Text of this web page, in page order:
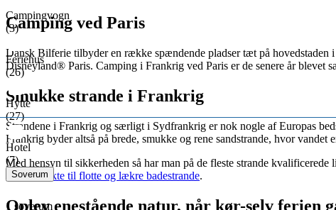
Camping ved Paris
Dansk Bilferie tilbyder en række spændende pladser tæt på hovedstaden
Disneyland® Paris. Camping i Frankrig ved Paris er de senere år blevet
Smukke strande i Frankrig
Strandene i Frankrig og særligt i Sydfrankrig er nok nogle af Europas
Frankrig byder altså på brede, smukke og rene sandstrande, hvor
Med hensyn til sikkerheden så har man på de fleste strande
liggerdirekte til flotte og lækre badestrande.
Oplev enestående natur, når kør-selv ferien
Campingvogn
(3)
Feriehus
(26)
Hytte
(27)
Hotel
(7)
Soverum
1 soverum